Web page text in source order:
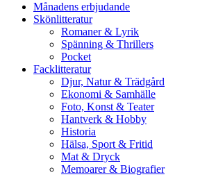
Månadens erbjudande
Skönlitteratur
Romaner & Lyrik
Spänning & Thrillers
Pocket
Facklitteratur
Djur, Natur & Trädgård
Ekonomi & Samhälle
Foto, Konst & Teater
Hantverk & Hobby
Historia
Hälsa, Sport & Fritid
Mat & Dryck
Memoarer & Biografier